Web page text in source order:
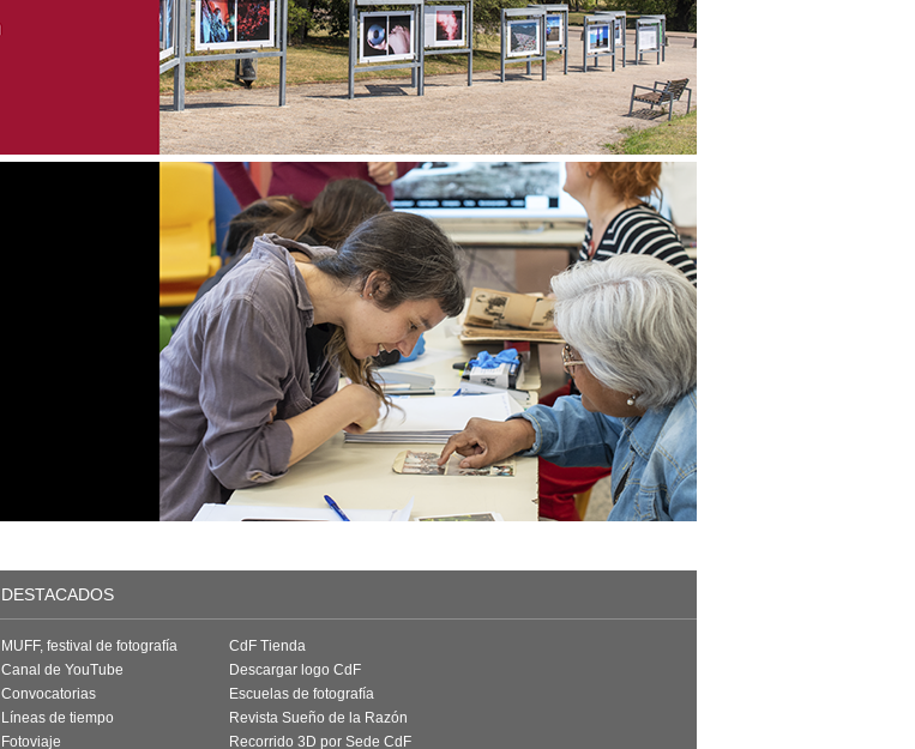
DESTACADOS
MUFF, festival de fotografía
Canal de YouTube
Convocatorias
Líneas de tiempo
Fotoviaje
CdF Tienda
Descargar logo CdF
Escuelas de fotografía
Revista Sueño de la Razón
Recorrido 3D por Sede CdF